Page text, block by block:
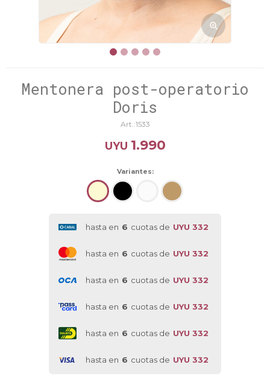
Mentonera post-operatorio
Doris
1533
UYU 1.990
Variantes:
hasta en 6 cuotas de UYU 332
hasta en 6 cuotas de UYU 332
hasta en 6 cuotas de UYU 332
hasta en 6 cuotas de UYU 332
hasta en 6 cuotas de UYU 332
hasta en 6 cuotas de UYU 332